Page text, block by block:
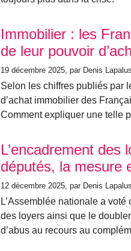
Immobilier : les
de leur pouvoir
19 décembre 2025 , par Denis Lapalus
Selon les chiffres publiés par
d’achat immobilier des
Comment expliquer une telle
L’encadrement des
députés, la mesure
12 décembre 2025 , par Denis Lapalus
L’Assemblée nationale a
des loyers ainsi que le
d’abus au recours au